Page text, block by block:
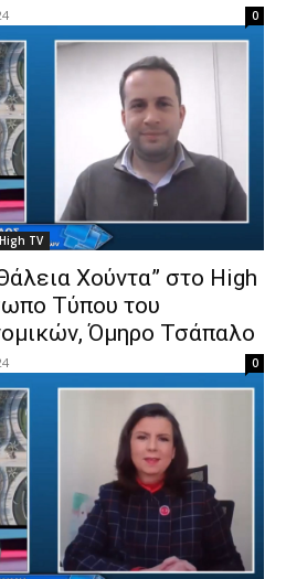
0
TV
Χούντα” στο High
Τύπου του
Όμηρο Τσάπαλο
0